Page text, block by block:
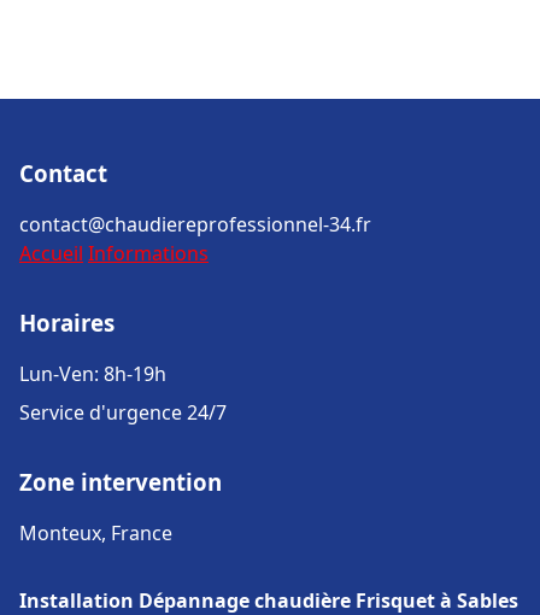
Contact
contact@chaudiereprofessionnel-34.fr
Accueil Informations
Horaires
Lun-Ven: 8h-19h
Service d'urgence 24/7
Zone intervention
Monteux, France
Installation Dépannage chaudière Frisquet à Sables